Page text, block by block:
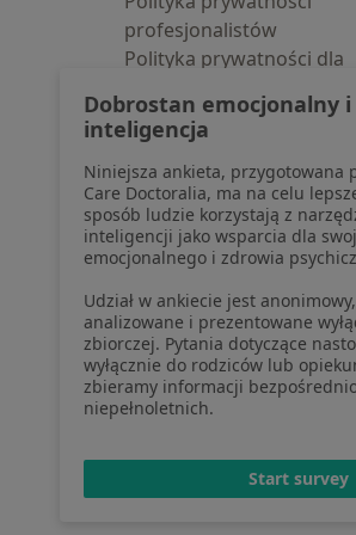
profesjonalistów
Polityka prywatności dla
pozyskaliśmy
Polityka cookies
Jak działają wyniki
Dostępność
O nas
Praca Rekrutujemy!
Partnerzy
Centrum prasowe
Kontakt
Dobrostan emocjonalny
inteligencja
Niniejsza ankieta, przygotowana
Care Doctoralia, ma na celu
sposób ludzie korzystają z
inteligencji jako wsparcia dla
emocjonalnego i zdrowia
Udział w ankiecie jest
analizowane i prezentowane
zbiorczej. Pytania dotyczące
wyłącznie do rodziców lub
zbieramy informacji
niepełnoletnich.
Start survey